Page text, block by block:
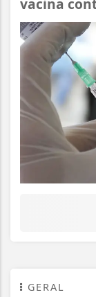
vacina
GERAL